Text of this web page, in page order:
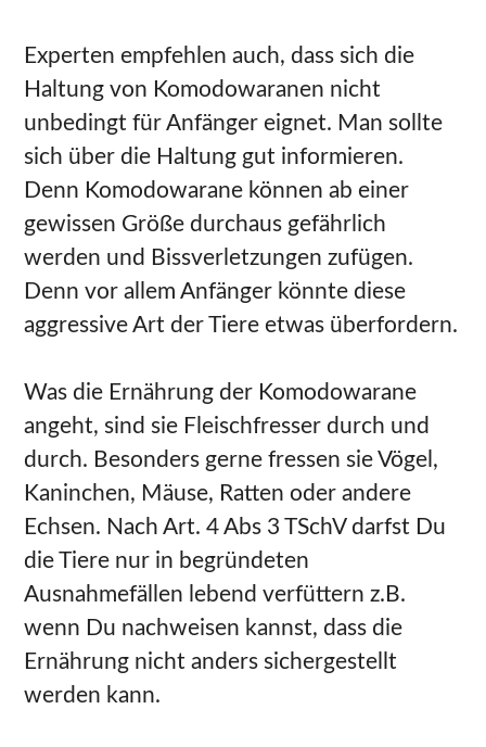
Experten empfehlen auch, dass sich die
Haltung von Komodowaranen nicht
unbedingt für Anfänger eignet. Man sollte
sich über die Haltung gut informieren.
Denn Komodowarane können ab einer
gewissen Größe durchaus gefährlich
werden und Bissverletzungen zufügen.
Denn vor allem Anfänger könnte diese
aggressive Art der Tiere etwas überfordern.
Was die Ernährung der Komodowarane
angeht, sind sie Fleischfresser durch und
durch. Besonders gerne fressen sie Vögel,
Kaninchen, Mäuse, Ratten oder andere
Echsen. Nach Art. 4 Abs 3 TSchV darfst Du
die Tiere nur in begründeten
Ausnahmefällen lebend verfüttern z.B.
wenn Du nachweisen kannst, dass die
Ernährung nicht anders sichergestellt
werden kann.